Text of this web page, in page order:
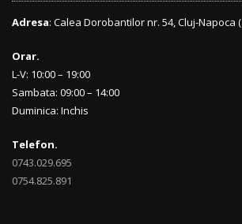
Adresa: Calea Dorobantilor nr. 54, Cluj-Napoca (
Orar.
L-V: 10:00 – 19:00
Sambata: 09:00 – 14:00
Duminica: Inchis
Telefon.
0743.029.695
0754.825.891